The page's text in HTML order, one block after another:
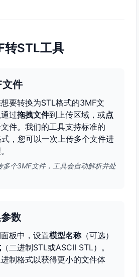
转STL工具
件
要转换为STL格式的3MF文
过拖拽文件到上传区域，或点
件。我们的工具支持标准的
，您可以一次上传多个文件进
多个3MF文件，工具会自动解析并处
数
板中，设置模型名称（可选）
（二进制STL或ASCII STL）。
制格式以获得更小的文件体